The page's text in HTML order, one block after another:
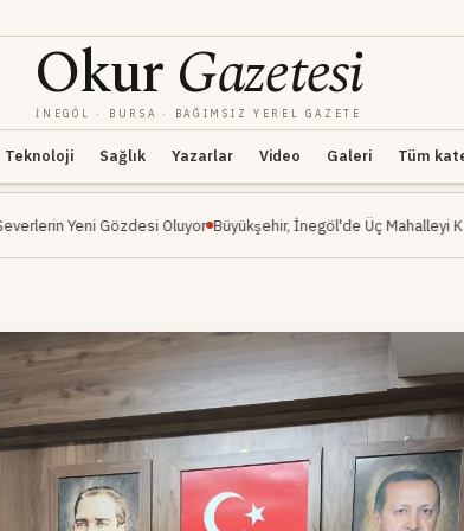
OkurGazetesi
İNEGÖL · BURSA · BAĞIMSIZ YEREL GAZETE
Teknoloji Sağlık Yazarlar Video Galeri Tüm
Oluyor Büyükşehir, İnegöl'de Üç Mahalleyi Kapsayan Ulaşım